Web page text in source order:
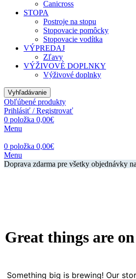
Canicross
STOPA
Postroje na stopu
Stopovacie pomôcky
Stopovacie vodítka
VÝPREDAJ
Zľavy
VÝŽIVOVÉ DOPLNKY
Výživové doplnky
Vyhľadávanie
Obľúbené produkty
Prihlásiť / Registrovať
0 položka 0,00€
Menu
0 položka 0,00€
Menu
Doprava zdarma pre všetky objednávky
Great things are
Something big is brewing! Our